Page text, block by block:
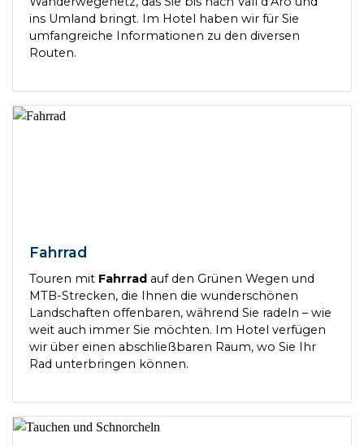
ins Umland bringt. Im Hotel haben wir für Sie
umfangreiche Informationen zu den diversen
Routen.
Fahrrad
Touren mit Fahrrad auf den Grünen Wegen und
MTB-Strecken, die Ihnen die wunderschönen
Landschaften offenbaren, während Sie radeln – wie
weit auch immer Sie möchten. Im Hotel verfügen
wir über einen abschließbaren Raum, wo Sie Ihr
Rad unterbringen können.